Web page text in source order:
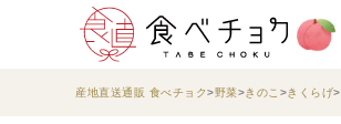
産地直送通販 食べチョク 野菜 きのこ きくらげ